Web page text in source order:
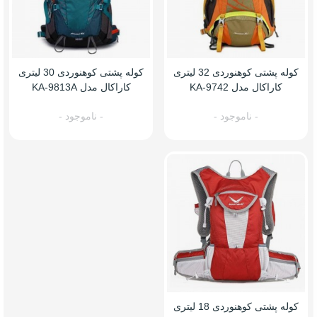
کوله پشتی کوهنوردی 32 لیتری
کاراکال مدل KA-9742
- ناموجود -
کوله پشتی کوهنوردی 30 لیتری
کاراکال مدل KA-9813A
- ناموجود -
کوله پشتی کوهنوردی 18 لیتری